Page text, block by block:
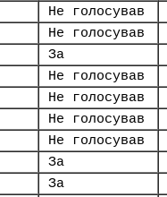
Не голосував
Не голосував
За
Не голосував
Не голосував
Не голосував
Не голосував
За
За